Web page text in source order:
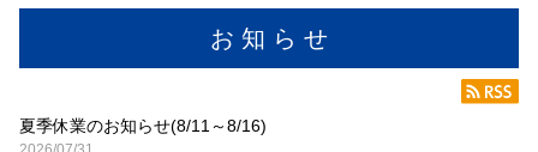
お 知 ら せ
夏季休業のお知らせ(8/11～8/16)